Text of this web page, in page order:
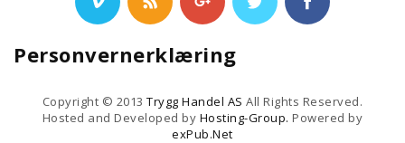
Personvernerklæring
Copyright © 2013Trygg Handel AS All Rights Reserved.
Hosted and Developed by Hosting-Group.Powered by
exPub.Net